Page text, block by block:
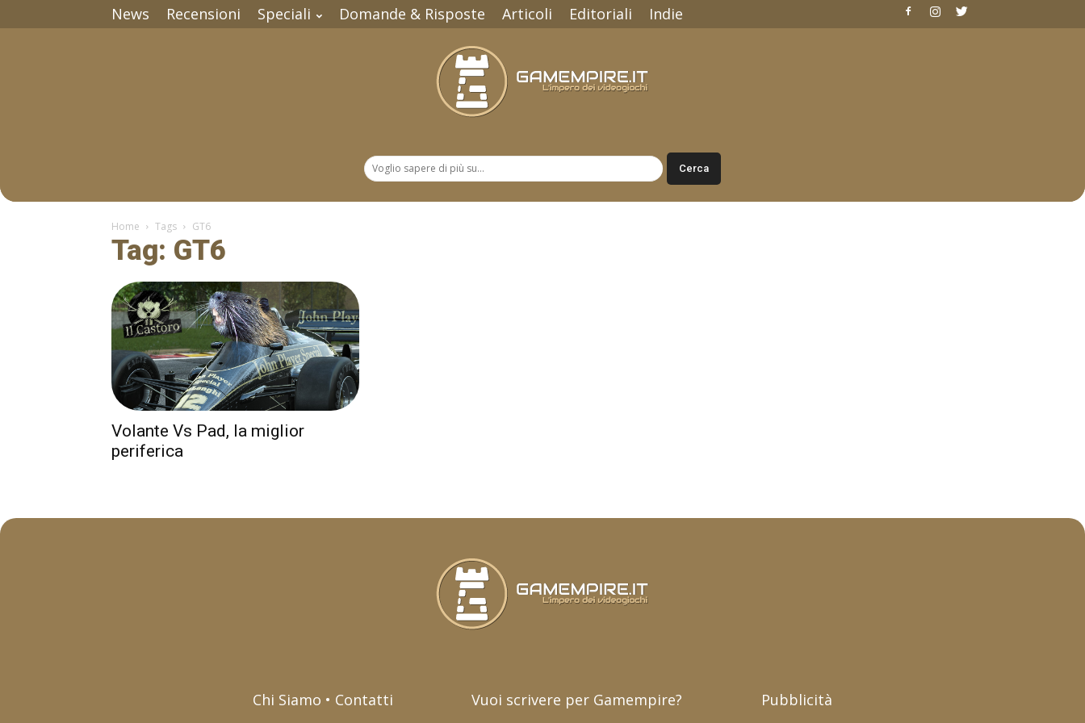
News Recensioni Speciali Domande & Risposte Articoli Editoriali Indie
Home Tags GT6
Tag: GT6
Volante Vs Pad, la miglior
periferica
Chi Siamo • Contatti Vuoi scrivere per Gamempire? Pubblicità